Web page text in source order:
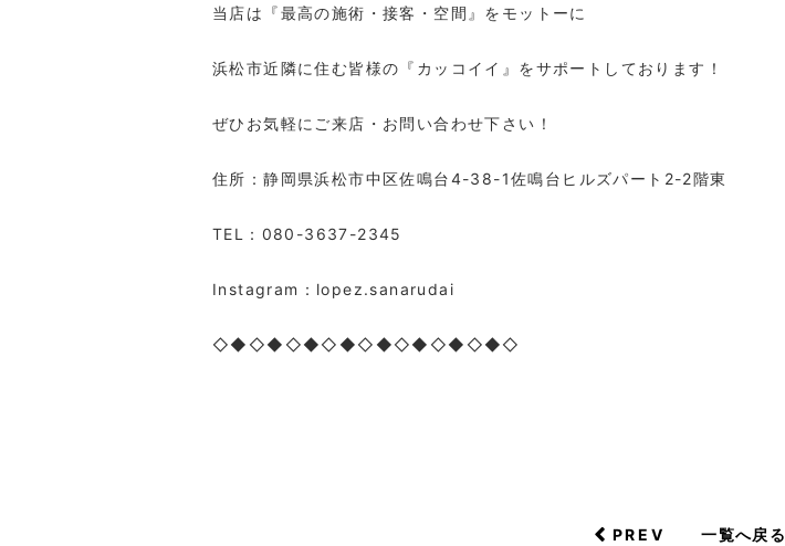
当店は『最高の施術・接客・空間』をモットーに
浜松市近隣に住む皆様の『カッコイイ』をサポートしております！
ぜひお気軽にご来店・お問い合わせ下さい！
住所：静岡県浜松市中区佐鳴台4-38-1佐鳴台ヒルズパート2-2階東
TEL：080-3637-2345
Instagram：lopez.sanarudai
◇◆◇◆◇◆◇◆◇◆◇◆◇◆◇◆◇
PREV 一覧へ戻る